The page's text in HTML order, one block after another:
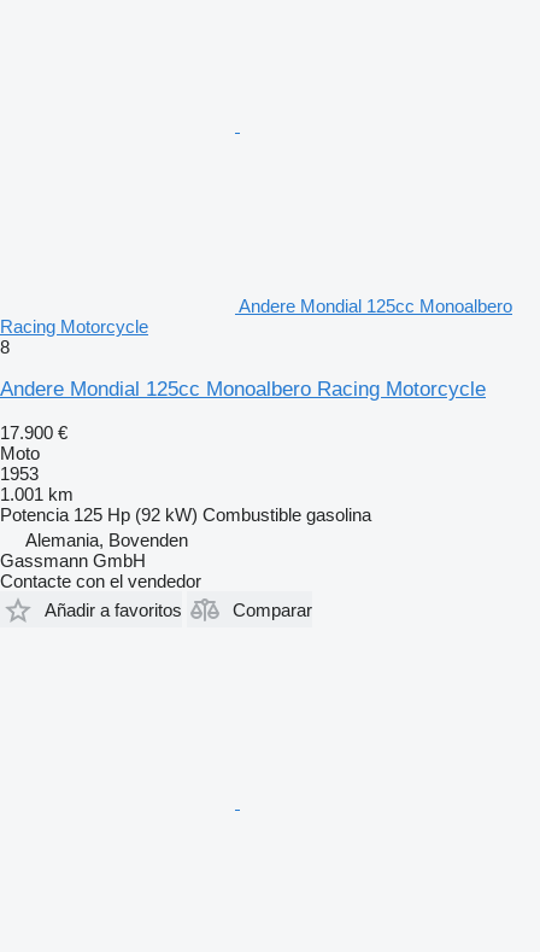
Andere Mondial 125cc Monoalbero
Racing Motorcycle
8
Andere Mondial 125cc Monoalbero Racing Motorcycle
17.900 €
Moto
1953
1.001 km
Potencia 125 Hp (92 kW) Combustible gasolina
Alemania, Bovenden
Gassmann GmbH
Contacte con el vendedor
Añadir a favoritos
Comparar